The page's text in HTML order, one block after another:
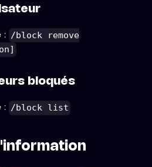
: /block remove
bloqués
: /block list